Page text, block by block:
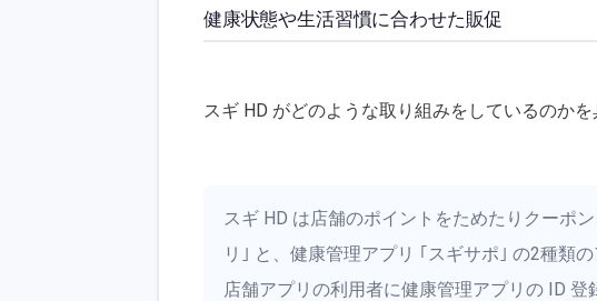
健康状態や生活習慣に合わせた販促
スギ HD がどのような取り組みをしているのかを
スギ HD は店舗のポイントをためたりクーポ
リ｣ と、健康管理アプリ ｢スギサポ｣ の2種類
店舗アプリの利用者に健康管理アプリの ID 登